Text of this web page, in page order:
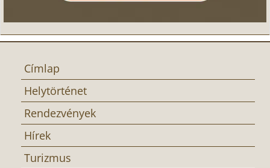
Címlap
Helytörténet
Rendezvények
Hírek
Turizmus